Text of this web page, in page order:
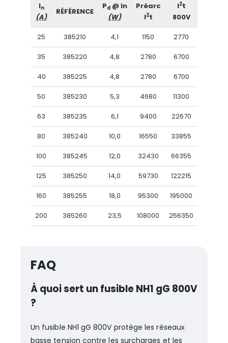
In
(A)
RÉFÉRENCE
Pd@ In
(W)
Préarc
I2t
I2t
800V
25 385210 4,1 1150 2770
35 385220 4,8 2780 6700
40 385225 4,8 2780 6700
50 385230 5,3 4680 11300
63 385235 6,1 9400 22670
80 385240 10,0 16550 33855
100 385245 12,0 32430 66355
125 385250 14,0 59730 122215
160 385255 18,0 95300 195000
200 385260 23,5 108000 256350
FAQ
À quoi sert un fusible NH1 gG 800V
?
Un fusible NH1 gG 800V protège les réseaux
basse tension contre les surcharges et les